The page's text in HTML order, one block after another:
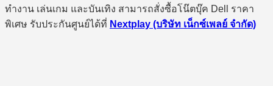
ทำงาน เล่นเกม และบันเทิง สามารถสั่งซื้อโน๊ตบุ๊ค Dell ราคา
พิเศษ รับประกันศูนย์ได้ที่ Nextplay (บริษัท เน็กซ์เพลย์ จำกัด)